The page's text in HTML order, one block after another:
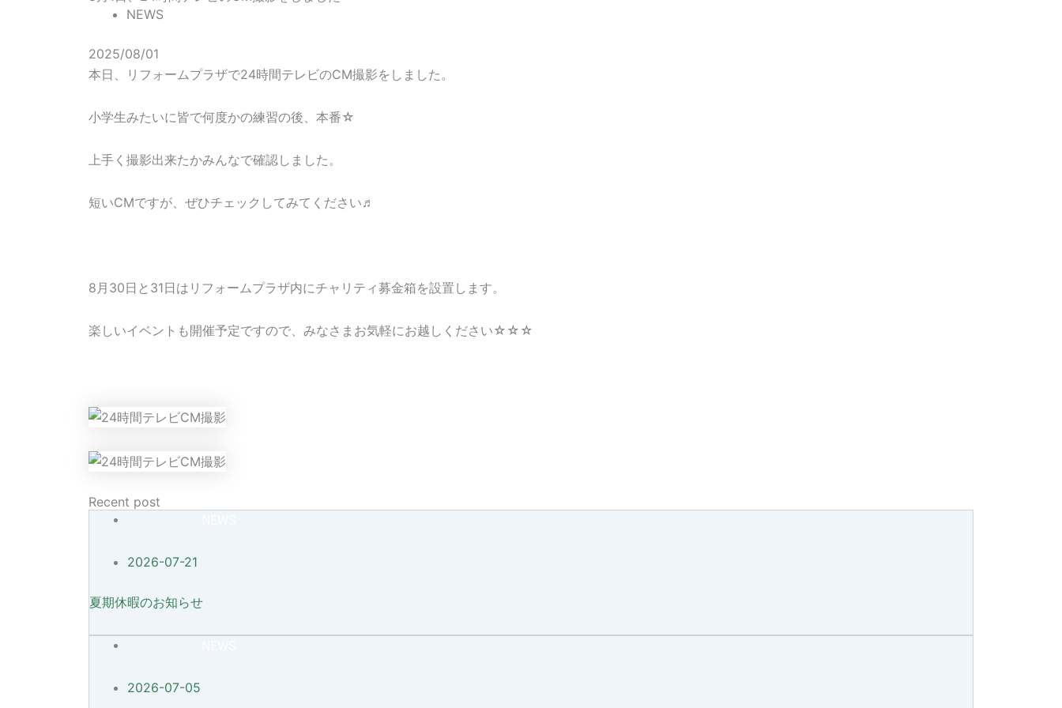
NEWS
2025/08/01
本日、リフォームプラザで24時間テレビのCM撮影をしました。
小学生みたいに皆で何度かの練習の後、本番☆
上手く撮影出来たかみんなで確認しました。
短いCMですが、ぜひチェックしてみてください♬
8月30日と31日はリフォームプラザ内にチャリティ募金箱を設置します。
楽しいイベントも開催予定ですので、みなさまお気軽にお越しください☆☆☆
Recent post
2026-07-21
夏期休暇のお知らせ
2026-07-05